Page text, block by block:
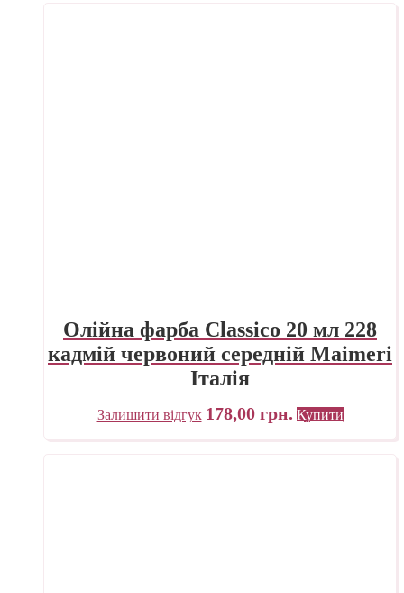
Олійна фарба Classico 20 мл 228
кадмій червоний середній Maimeri
Італія
Залишити відгук 178,00 грн. Купити